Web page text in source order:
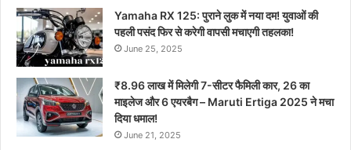
Yamaha RX 125: पुराने लुक में नया दम! युवाओं की
पहली पसंद फिर से करेगी वापसी मचाएगी तहलका!
June 25, 2025
₹8.96 लाख में मिलेगी 7-सीटर फैमिली कार, 26 का
माइलेज और 6 एयरबैग – Maruti Ertiga 2025 ने मचा
दिया धमाल!
June 21, 2025